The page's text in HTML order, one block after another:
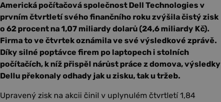
Americká počítačová společnost Dell Technologies v
prvním čtvrtletí svého finančního roku zvýšila čistý zisk
o 62 procent na 1,07 miliardy dolarů (24,6 miliardy Kč).
Firma to ve čtvrtek oznámila ve své výsledkové zprávě.
Díky silné poptávce firem po laptopech i stolních
počítačích, k níž přispěl nárůst práce z domova, výsledky
Dellu překonaly odhady jak u zisku, tak u tržeb.
Upravený zisk na akcii činil v uplynulém čtvrtletí 1,84